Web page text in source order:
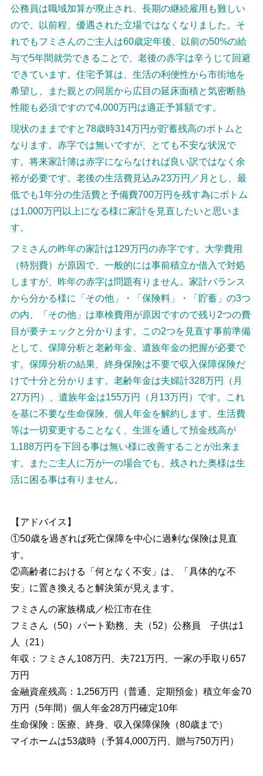
公務員は職域加算が廃止され、長期の継続雇用も難しい
ので、以前程、優遇された立場ではなくなりました。そ
れでもフミさんのご主人は60歳定年後、以前の50%の給
与で5年間就労できることで、老後の赤字は辛うじて回避
できています。住宅予算は、生活の利便性から市街地を
希望し、また親との同居から広目の延床面積と気密断熱
性能も必須ですので4,000万円は適正予算額です。
現状のままですと78歳時314万円が貯蓄残高のボトムと
なります。赤字では無いですが、とても不安な状況で
す。将来家計簿は赤字にならなければ良い訳ではなく余
裕が必要です。老後の生活費見込み23万円／月とし、最
低でも1年分の生活費と予備費700万円を残す為にボトム
は1,000万円以上になる様に家計を見直したいと思いま
す。
フミさんの昨年の家計は129万円の赤字です。大学費用
（特別費）が原因で、一般的には事前積立か借入で対処
しますが、昨年の赤字は問題有りません。家計バランス
から分かる様に「その他」・「保険料」・「貯蓄」の3つ
の内、「その他」は車検費用が原因ですので残り2つの費
目が要チェックと分かります。この2つを見直す事前準備
として、保障分析と老齢年金、遺族年金の把握が必要で
す。保障分析の結果、終身保険は不要で収入保障保険だ
けで十分と分かります。老齢年金は夫婦計328万円（月
27万円）、遺族年金は155万円（月13万円）です。これ
を基に不要な生命保険、個人年金を解約します。生活費
等は一切変更することなく、生涯を通して預金残高が
1,188万円を下回る事は無い様に改善することが出来ま
す。またご主人に万が一の場合でも、残された奥様は生
活に困る事は有りません。
【アドバイス】
①50歳を過ぎれば死亡保障を中心に過剰な保険は見直
す。
②高齢者における「何となく不安」は、「具体的な不
安」に置き換えると解決策が見えます。
フミさんの家族構成／松江市在住
フミさん（50）パート勤務、夫（52）公務員 子供は1
人（21）
年収：フミさん108万円、夫721万円、一家の手取り657
万円
金融資産残高：1,256万円（普通、定期預金）積立年金70
万円（5年間）個人年金28万円確定10年
生命保険：医療、終身、収入保障保険（80歳まで）
マイホームは53歳時（予算4,000万円、贈与750万円）